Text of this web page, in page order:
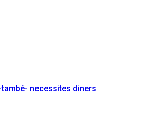
també- necessites diners